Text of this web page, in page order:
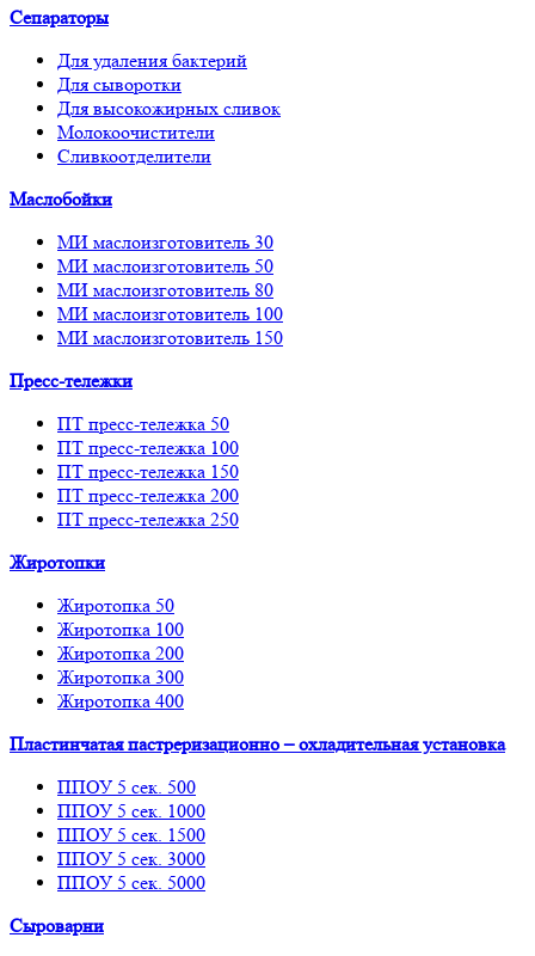
Сепараторы
Для удаления бактерий
Для сыворотки
Для высокожирных сливок
Молокоочистители
Сливкоотделители
Маслобойки
МИ маслоизготовитель 30
МИ маслоизготовитель 50
МИ маслоизготовитель 80
МИ маслоизготовитель 100
МИ маслоизготовитель 150
Пресс-тележки
ПТ пресс-тележка 50
ПТ пресс-тележка 100
ПТ пресс-тележка 150
ПТ пресс-тележка 200
ПТ пресс-тележка 250
Жиротопки
Жиротопка 50
Жиротопка 100
Жиротопка 200
Жиротопка 300
Жиротопка 400
Пластинчатая пастреризационно – охладительная установка
ППОУ 5 сек. 500
ППОУ 5 сек. 1000
ППОУ 5 сек. 1500
ППОУ 5 сек. 3000
ППОУ 5 сек. 5000
Сыроварни